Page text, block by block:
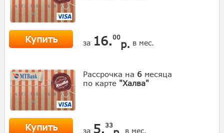
Купить за 16.00
р. в мес.
Рассрочка на 6 месяца
по карте "Халва"
Купить за 5. 33
в мес.